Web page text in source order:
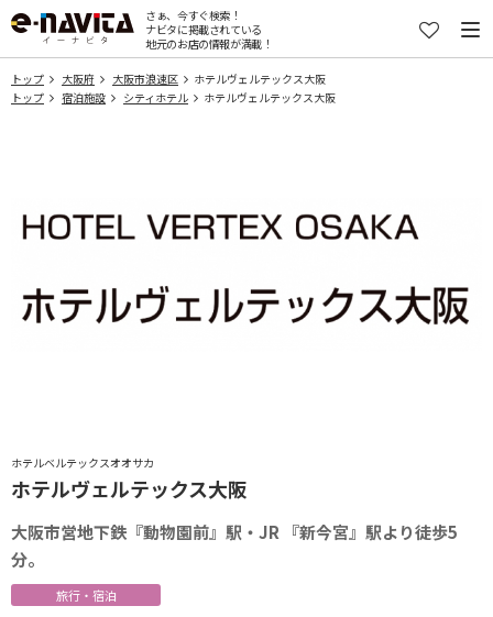
さぁ、今すぐ検索！
ナビタに掲載されている
地元のお店の情報が満載！
トップ 大阪府 大阪市浪速区
ホテルヴェルテックス大阪
トップ
宿泊施設 シティホテル ホテルヴェルテックス大阪
ホテルベルテックスオオサカ
ホテルヴェルテックス大阪
大阪市営地下鉄『動物園前』駅・JR 『新今宮』駅より徒歩5
分。
旅行・宿泊